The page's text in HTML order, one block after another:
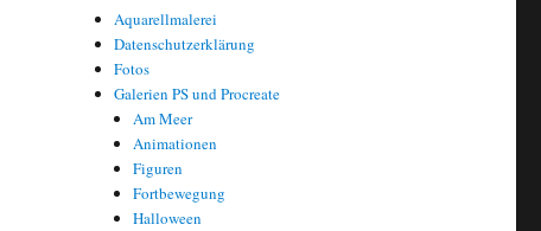
Aquarellmalerei
Datenschutzerklärung
Fotos
Galerien PS und Procreate
Am Meer
Animationen
Figuren
Fortbewegung
Halloween